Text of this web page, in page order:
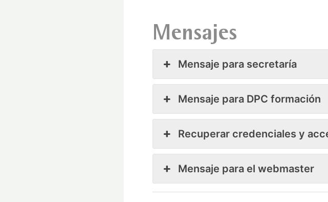
Mensajes
Mensaje para secretaría
Mensaje para DPC formación
Recuperar credenciales y
Mensaje para el webmaster